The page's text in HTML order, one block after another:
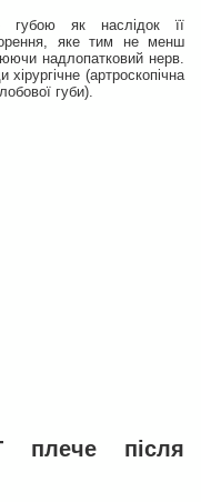
губою як наслідок її
яке тим не менш
надлопатковий нерв.
(артроскопічна
губи).
після